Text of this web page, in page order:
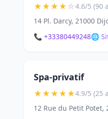
★★★★☆4.6/5 (90
14 Pl. Darcy, 21000
📞 +33380449248🌐
Spa-privatif
★★★★★4.9/5 (25
12 Rue du Petit Potet,